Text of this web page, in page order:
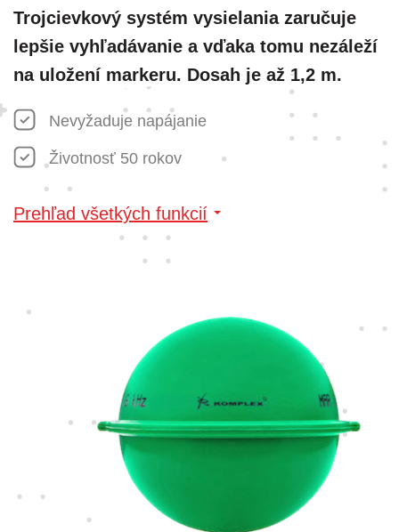
Trojcievkový systém vysielania zaručuje
lepšie vyhľadávanie a vďaka tomu nezáleží
na uložení markeru. Dosah je až 1,2 m.
Nevyžaduje napájanie
Životnosť 50 rokov
Prehľad všetkých funkcií